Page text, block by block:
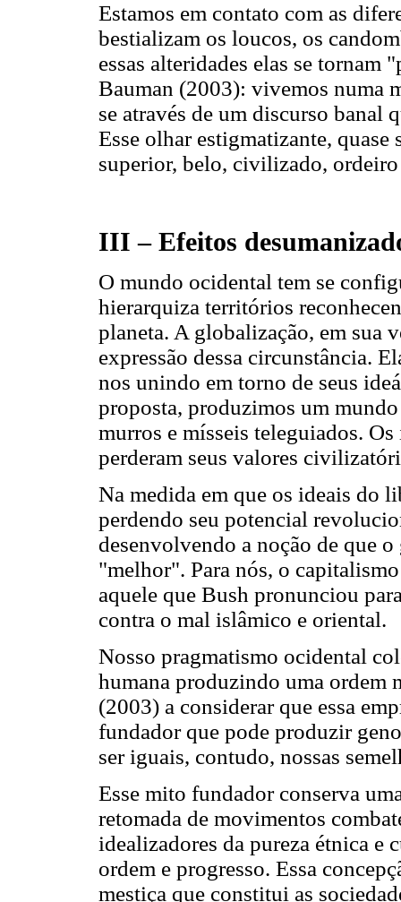
Estamos em contato com as
bestializam os loucos, os
essas alteridades elas se tornam
Bauman (2003): vivemos numa
se através de um discurso banal
Esse olhar estigmatizante, quase
superior, belo, civilizado,
III – Efeitos
O mundo ocidental tem se
hierarquiza territórios
planeta. A globalização, em sua
expressão dessa circunstância.
nos unindo em torno de seus
proposta, produzimos um
murros e mísseis teleguiados.
perderam seus valores
Na medida em que os ideais do
perdendo seu potencial
desenvolvendo a noção de que
"melhor". Para nós, o
aquele que Bush pronunciou
contra o mal islâmico e oriental.
Nosso pragmatismo ocidental
humana produzindo uma ordem
(2003) a considerar que essa
fundador que pode produzir
ser iguais, contudo, nossas
Esse mito fundador conserva
retomada de movimentos
idealizadores da pureza étnica e
ordem e progresso. Essa
mestiça que constitui as